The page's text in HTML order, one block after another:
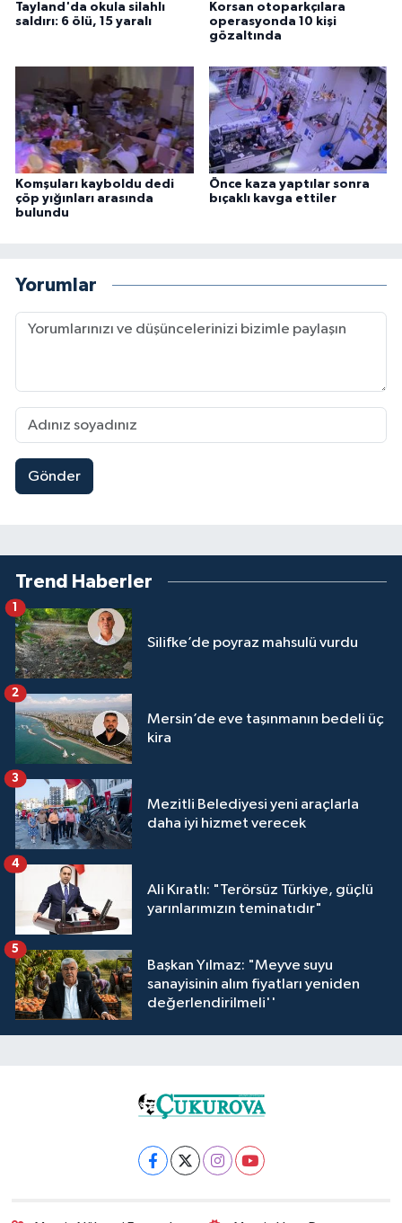
Tayland'da okula silahlı
saldırı: 6 ölü, 15 yaralı
Korsan otoparkçılara
operasyonda 10 kişi
gözaltında
Komşuları kayboldu dedi
çöp yığınları arasında
bulundu
Önce kaza yaptılar sonra
bıçaklı kavga ettiler
Yorumlar
Gönder
Trend Haberler
Silifke’de poyraz mahsulü vurdu
1
Mersin’de eve taşınmanın bedeli üç
kira
2
Mezitli Belediyesi yeni araçlarla
daha iyi hizmet verecek
3
Ali Kıratlı: "Terörsüz Türkiye, güçlü
yarınlarımızın teminatıdır"
4
Başkan Yılmaz: "Meyve suyu
sanayisinin alım fiyatları yeniden
değerlendirilmeli''
5